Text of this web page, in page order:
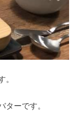
。
ターです。